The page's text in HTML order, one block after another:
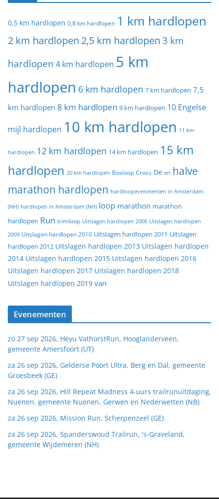
0,5 km hardlopen 0,8 km hardlopen 1 km hardlopen
2 km hardlopen 2,5 km hardlopen 3 km
hardlopen 4 km hardlopen 5 km
hardlopen 6 km hardlopen 7 km hardlopen 7,5
km hardlopen 8 km hardlopen 9 km hardlopen 10 Engelse
mijl hardlopen 10 km hardlopen 11 km
hardlopen 12 km hardlopen 14 km hardlopen 15 km
hardlopen 20 km hardlopen Bosloop Cross De en halve
marathon hardlopen hardloopevenmenten in Amsterdam
(NH) hardlopen in Amsterdam (NH) loop marathon marathon
hardlopen Run trimloop Uitslagen hardlopen 2008 Uitslagen hardlopen
2009 Uitslagen hardlopen 2010 Uitslagen hardlopen 2011 Uitslagen
hardlopen 2012 Uitslagen hardlopen 2013 Uitslagen hardlopen
2014 Uitslagen hardlopen 2015 Uitslagen hardlopen 2016
Uitslagen hardlopen 2017 Uitslagen hardlopen 2018
Uitslagen hardlopen 2019 van
Evenementen
zo 27 sep 2026, Heyu VathorstRun, Hooglanderveen,
gemeente Amersfoort (UT)
za 26 sep 2026, Gelderse Poort Ultra, Berg en Dal, gemeente
Groesbeek (GE)
za 26 sep 2026, Hill Repeat Madness 4-uurs trailrunuitdaging,
Nuenen, gemeente Nuenen, Gerwen en Nederwetten (NB)
za 26 sep 2026, Mission Run, Scherpenzeel (GE)
za 26 sep 2026, Spanderswoud Trailrun, 's-Graveland,
gemeente Wijdemeren (NH)